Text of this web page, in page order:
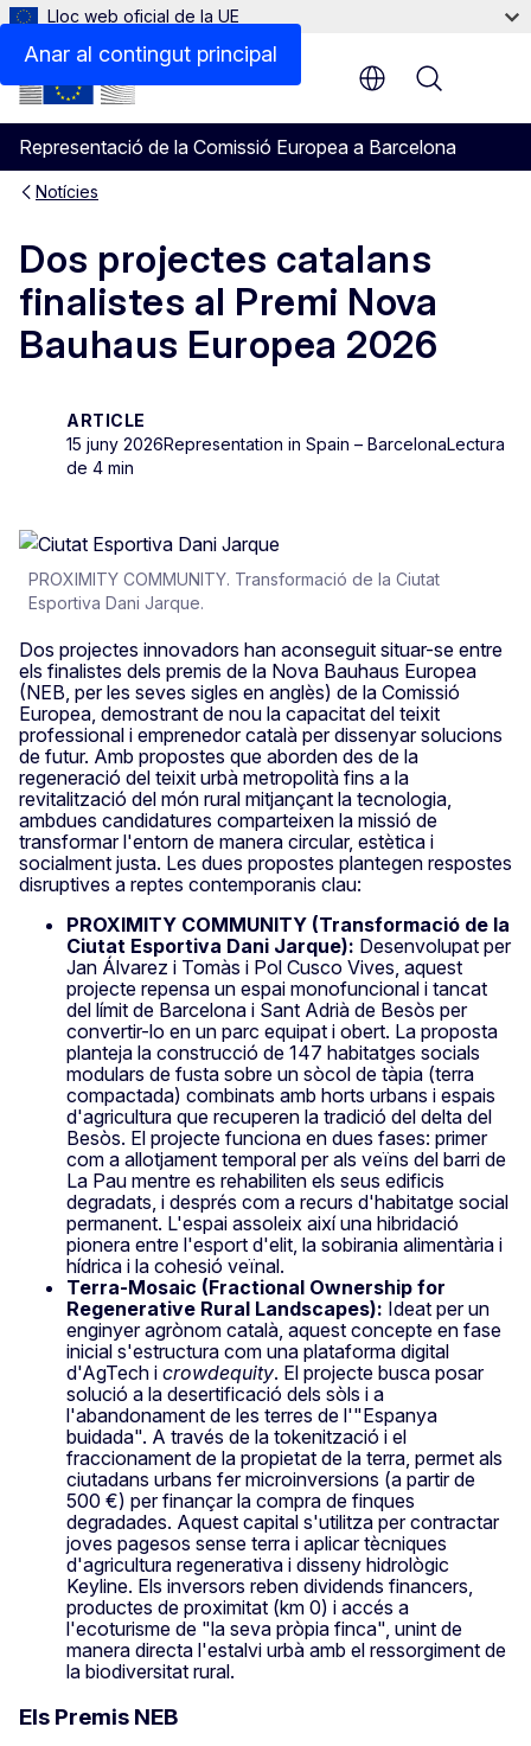
Anar al contingut principal
Lloc web oficial de la UE
Representació de la Comissió Europea a Barcelona
Menu
Notícies
Dos projectes catalans
finalistes al Premi Nova
Bauhaus Europea 2026
ARTICLE
15 juny 2026Representation in Spain – BarcelonaLectura
de 4 min
PROXIMITY COMMUNITY. Transformació de la Ciutat
Esportiva Dani Jarque.
Dos projectes innovadors han aconseguit situar-se entre
els finalistes dels premis de la Nova Bauhaus Europea
(NEB, per les seves sigles en anglès) de la Comissió
Europea, demostrant de nou la capacitat del teixit
professional i emprenedor català per dissenyar solucions
de futur. Amb propostes que aborden des de la
regeneració del teixit urbà metropolità fins a la
revitalització del món rural mitjançant la tecnologia,
ambdues candidatures comparteixen la missió de
transformar l'entorn de manera circular, estètica i
socialment justa. Les dues propostes plantegen respostes
disruptives a reptes contemporanis clau:
PROXIMITY COMMUNITY (Transformació de la
Ciutat Esportiva Dani Jarque): Desenvolupat per
Jan Álvarez i Tomàs i Pol Cusco Vives, aquest
projecte repensa un espai monofuncional i tancat
del límit de Barcelona i Sant Adrià de Besòs per
convertir-lo en un parc equipat i obert. La proposta
planteja la construcció de 147 habitatges socials
modulars de fusta sobre un sòcol de tàpia (terra
compactada) combinats amb horts urbans i espais
d'agricultura que recuperen la tradició del delta del
Besòs. El projecte funciona en dues fases: primer
com a allotjament temporal per als veïns del barri de
La Pau mentre es rehabiliten els seus edificis
degradats, i després com a recurs d'habitatge social
permanent. L'espai assoleix així una hibridació
pionera entre l'esport d'elit, la sobirania alimentària i
hídrica i la cohesió veïnal.
Terra-Mosaic (Fractional Ownership for
Regenerative Rural Landscapes): Ideat per un
enginyer agrònom català, aquest concepte en fase
inicial s'estructura com una plataforma digital
d'AgTech i crowdequity. El projecte busca posar
solució a la desertificació dels sòls i a
l'abandonament de les terres de l'"Espanya
buidada". A través de la tokenització i el
fraccionament de la propietat de la terra, permet als
ciutadans urbans fer microinversions (a partir de
500 €) per finançar la compra de finques
degradades. Aquest capital s'utilitza per contractar
joves pagesos sense terra i aplicar tècniques
d'agricultura regenerativa i disseny hidrològic
Keyline. Els inversors reben dividends financers,
productes de proximitat (km 0) i accés a
l'ecoturisme de "la seva pròpia finca", unint de
manera directa l'estalvi urbà amb el ressorgiment de
la biodiversitat rural.
Els Premis NEB